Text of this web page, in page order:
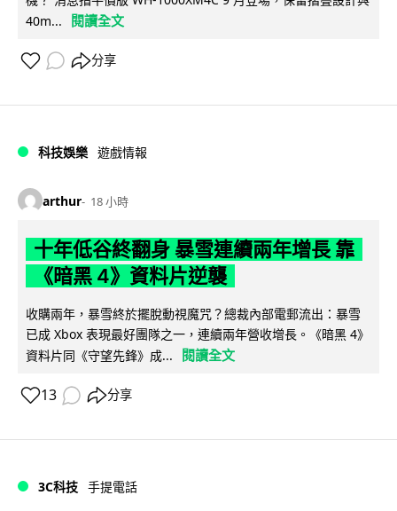
40m...
閱讀全文
分享
科技娛樂 遊戲情報
arthur 18 小時
十年低谷終翻身 暴雪連續兩年增長 靠
《暗黑 4》資料片逆襲
收購兩年，暴雪終於擺脫動視魔咒？總裁內部電郵流出：暴雪
已成 Xbox 表現最好團隊之一，連續兩年營收增長。《暗黑 4》
資料片同《守望先鋒》成...
閱讀全文
13 分享
3C科技 手提電話